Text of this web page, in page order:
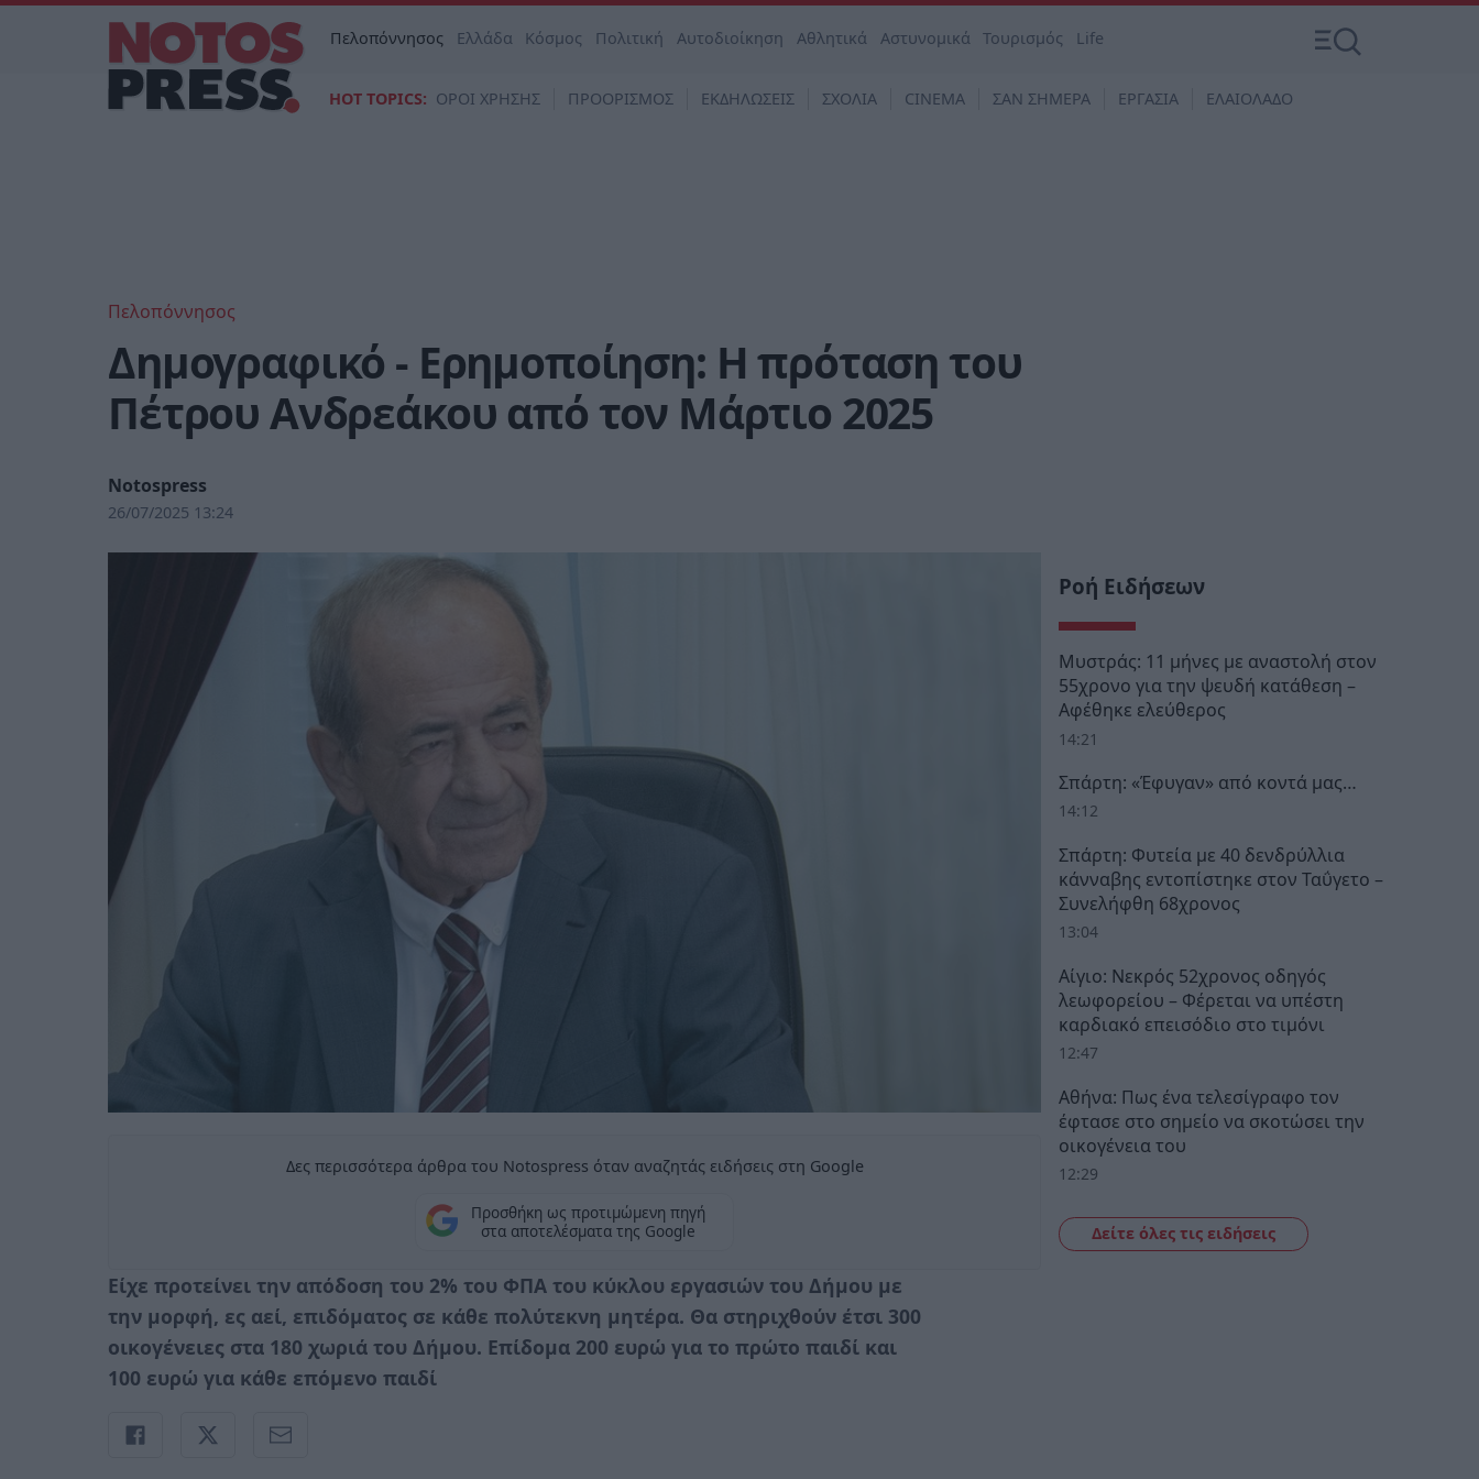
Πελοπόννησος Ελλάδα Κόσμος Πολιτική Αυτοδιοίκηση Αθλητικά Αστυνομικά Τουρισμός Life
HOT TOPICS: ΟΡΟΙ ΧΡΗΣΗΣ ΠΡΟΟΡΙΣΜΟΣ ΕΚΔΗΛΩΣΕΙΣ ΣΧΟΛΙΑ CINEMA ΣΑΝ ΣΗΜΕΡΑ ΕΡΓΑΣΙΑ ΕΛΑΙΟΛΑΔΟ
Πελοπόννησος
Δημογραφικό - Ερημοποίηση: Η πρόταση του
Πέτρου Ανδρεάκου από τον Μάρτιο 2025
Notospress
26/07/2025 13:24
Δες περισσότερα άρθρα του Notospress όταν αναζητάς ειδήσεις στη Google
Προσθήκη ως προτιμώμενη πηγή
στα αποτελέσματα της Google
Είχε προτείνει την απόδοση του 2% του ΦΠΑ του κύκλου εργασιών του Δήμου με
την μορφή, ες αεί, επιδόματος σε κάθε πολύτεκνη μητέρα. Θα στηριχθούν έτσι 300
οικογένειες στα 180 χωριά του Δήμου. Επίδομα 200 ευρώ για το πρώτο παιδί και
100 ευρώ για κάθε επόμενο παιδί
Ροή Ειδήσεων
Μυστράς: 11 μήνες με αναστολή στον
55χρονο για την ψευδή κατάθεση –
Αφέθηκε ελεύθερος
14:21
Σπάρτη: «Έφυγαν» από κοντά μας…
14:12
Σπάρτη: Φυτεία με 40 δενδρύλλια
κάνναβης εντοπίστηκε στον Ταΰγετο –
Συνελήφθη 68χρονος
13:04
Αίγιο: Νεκρός 52χρονος οδηγός
λεωφορείου – Φέρεται να υπέστη
καρδιακό επεισόδιο στο τιμόνι
12:47
Αθήνα: Πως ένα τελεσίγραφο τον
έφτασε στο σημείο να σκοτώσει την
οικογένεια του
12:29
Δείτε όλες τις ειδήσεις